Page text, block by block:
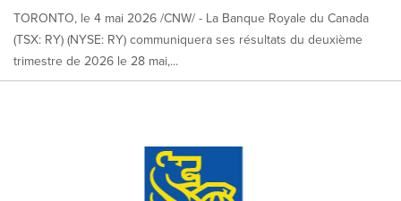
TORONTO, le 4 mai 2026 /CNW/ - La Banque Royale du Canada
(TSX: RY) (NYSE: RY) communiquera ses résultats du deuxième
trimestre de 2026 le 28 mai,...